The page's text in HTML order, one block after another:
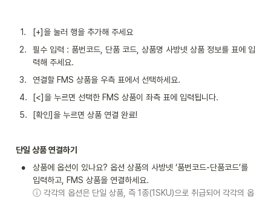
1.
[+]을 눌러 행을 추가해 주세요
2.
필수 입력 : 품번코드, 단품 코드, 상품명 사방넷 상품 정보를 표에 입
력해 주세요.
3.
연결할 FMS 상품을 우측 표에서 선택하세요.
4.
[<]을 누르면 선택한 FMS 상품이 좌측 표에 입력됩니다.
5. [확인]을 누르면 상품 연결 완료!
단일 상품 연결하기
•
상품에 옵션이 있나요? 옵션 상품의 사방넷 ‘품번코드-단품코드’를
ⓘ 각각의 옵션은 단일 상품, 즉 1종(1SKU)으로 취급되어 각각의 옵